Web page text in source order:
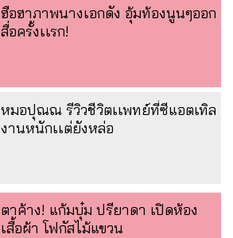
ฮือฮาภาพนางเอกดัง อุ้มท้องนูนๆออก
สื่อครั้งเเรก!
หมอปุณณ รีวิวชีวิตเเพทย์ที่ซีแอตเทิล
งานหนักเเต่ยังหล่อ
ตาค้าง! แก้มบุ๋ม ปรียาดา เปิดห้อง
เสื้อผ้า โฟกัสไม้แขวน